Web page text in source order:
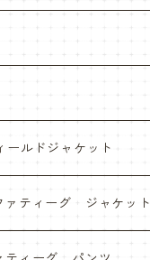
ールドジャケット
ァティーグ ジャケット